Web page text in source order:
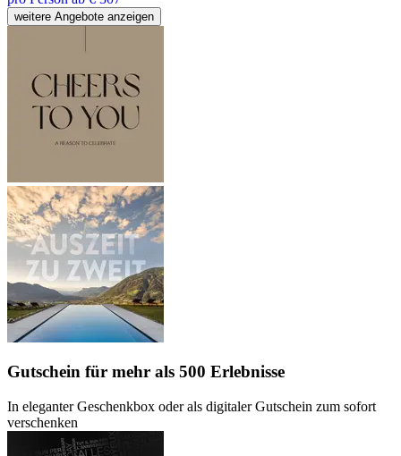
weitere Angebote anzeigen
Gutschein für mehr als 500 Erlebnisse
In eleganter Geschenkbox oder als digitaler Gutschein zum sofort
verschenken